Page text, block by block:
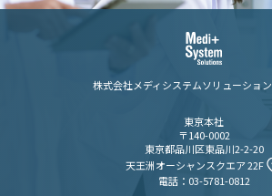
株式会社メディシステムソリューション
東京本社
〒140-0002
東京都品川区東品川2-2-20
天王洲オーシャンスクエア 22F
電話：03-5781-0812